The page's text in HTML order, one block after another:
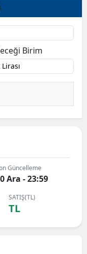
Birim
Güncelleme
Ara - 23:59
SATIŞ(TL)
TL